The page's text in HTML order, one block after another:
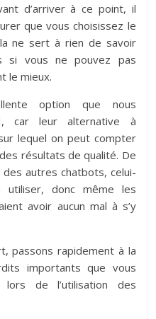
d’arriver à ce point, il
que vous choisissez le
ne sert à rien de savoir
si vous ne pouvez pas
le mieux.
option que nous
car leur alternative à
lequel on peut compter
résultats de qualité. De
autres chatbots, celui-
donc même les
avoir aucun mal à s’y
passons rapidement à la
importants que vous
de l’utilisation des